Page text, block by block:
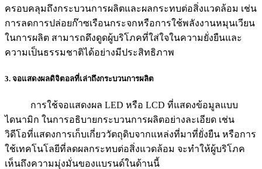
ครอบคลุมถึงกระบวนการผลิตและผลกระทบต่อสิ่งแวดล้อม เช่น
การลดการปล่อยก๊าซเรือนกระจกหรือการใช้พลังงานหมุนเวียน
ในการผลิต สามารถดึงดูดผู้บริโภคที่ใส่ใจในความยั่งยืนและ
ความเป็นธรรมชาติได้อย่างมีประสิทธิภาพ
3. จอแสดงผลดิจิตอลที่เล่าถึงกระบวนการผลิต
การใช้จอแสดงผล LED หรือ LCD ที่แสดงข้อมูลแบบ
ไดนามิก ในการอธิบายกระบวนการผลิตอย่างละเอียด เช่น
วิดีโอที่แสดงการเก็บเกี่ยววัตถุดิบจากแหล่งที่มาที่ยั่งยืน หรือการ
ใช้เทคโนโลยีที่ลดผลกระทบต่อสิ่งแวดล้อม จะทำให้ผู้บริโภค
เห็นถึงความมุ่งมั่นของแบรนด์ในด้านนี้